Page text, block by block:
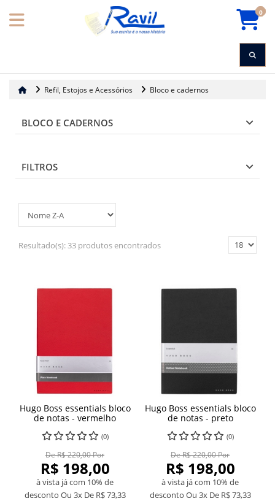
0
Refil, Estojos e Acessórios Bloco e cadernos
BLOCO E CADERNOS
FILTROS
Resultado(s):33 produtos encontrados
Hugo Boss essentials bloco
de notas - vermelho
(0)
De R$ 220,00 Por
R$ 198,00
à vista já com 10% de
desconto Ou 3x De R$ 73,33
Hugo Boss essentials bloco
de notas - preto
(0)
De R$ 220,00 Por
R$ 198,00
à vista já com 10% de
desconto Ou 3x De R$ 73,33